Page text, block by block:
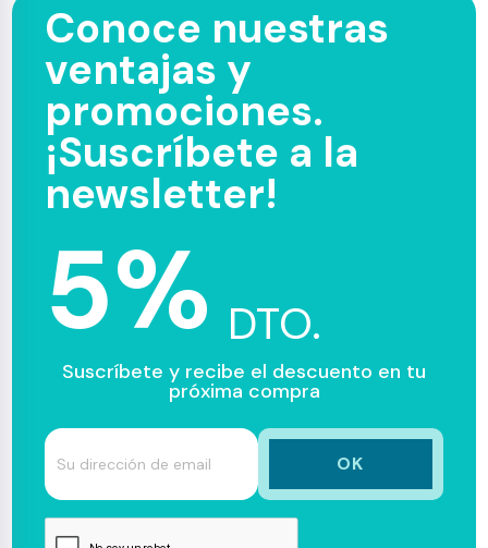
Conoce nuestras
ventajas y
promociones.
¡Suscríbete a la
newsletter!
5% DTO.
Suscríbete y recibe el descuento en tu
próxima compra